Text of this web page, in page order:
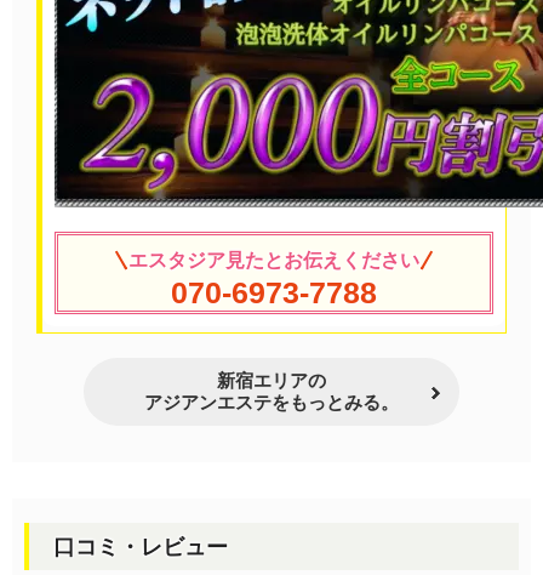
エスタジア見たとお伝えください
070-6973-7788
新宿エリアの
アジアンエステをもっとみる。
口コミ・レビュー